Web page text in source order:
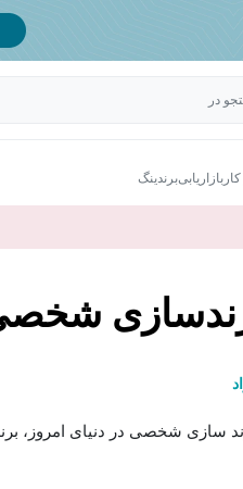
در
بازاریابیبرندینگ
شخصی
سازی شخصی در دنیای امروز،